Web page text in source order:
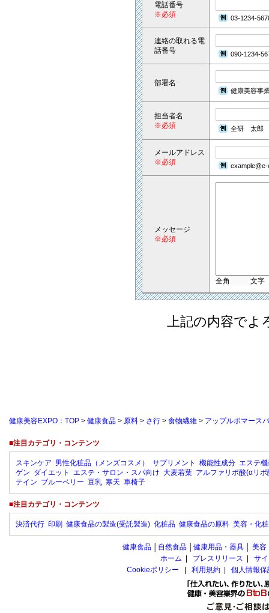
電話番号
※必須
03-1234-
連絡の取れる電
話番号
090-1234-
部署名
健康美容事
担当者名
※必須
全研 太郎
メールアドレス
※必須
メッセージ
※必須
全角 文字
上記の内容でよ
健康美容EXPO：TOP > 健康食品 > 原料 > さ行 > 食物繊維 > アップルポマース
■注目カテゴリ・コンテンツ
スキンケア 男性化粧品（メンズコスメ） サプリメント 機能性成分 エステ
ゲン ダイエット エステ・サロン・スパ向け 大麦若葉 アルファリポ酸(αリポ
テイン ブルーベリー 豆乳 寒天 車椅子
■注目カテゴリ・コンテンツ
決済代行 印刷 健康食品の製造(受託製造) 化粧品 健康食品の原料 美容・化
健康食品 自然食品 健康用品・器具 美容
ホーム
プレスリリース
サ
Cookieポリシー
利用規約 個人情報